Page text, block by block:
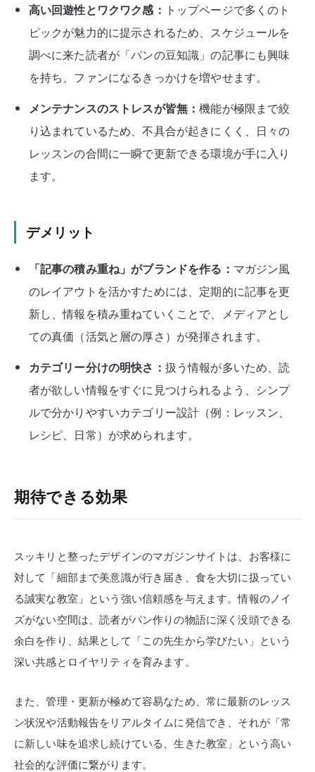
高い回遊性とワクワク感： トップページで多くのト
ピックが魅力的に提示されるため、スケジュールを
調べに来た読者が「パンの豆知識」の記事にも興味
を持ち、ファンになるきっかけを増やせます。
メンテナンスのストレスが皆無：機能が極限まで絞
り込まれているため、不具合が起きにくく、日々の
レッスンの合間に一瞬で更新できる環境が手に入り
ます。
デメリット
「記事の積み重ね」がブランドを作る： マガジン風
のレイアウトを活かすためには、定期的に記事を更
新し、情報を積み重ねていくことで、メディアとし
ての真価（活気と層の厚さ）が発揮されます。
カテゴリー分けの明快さ： 扱う情報が多いため、読
者が欲しい情報をすぐに見つけられるよう、シンプ
ルで分かりやすいカテゴリー設計（例：レッスン、
レシピ、日常）が求められます。
期待できる効果
スッキリと整ったデザインのマガジンサイトは、お客様に
対して「細部まで美意識が行き届き、食を大切に扱ってい
る誠実な教室」という強い信頼感を与えます。情報のノイ
ズがない空間は、読者がパン作りの物語に深く没頭できる
余白を作り、結果として「この先生から学びたい」という
深い共感とロイヤリティを育みます。
また、管理・更新が極めて容易なため、常に最新のレッス
ン状況や活動報告をリアルタイムに発信でき、それが「常
に新しい味を追求し続けている、生きた教室」という高い
社会的な評価に繋がります。